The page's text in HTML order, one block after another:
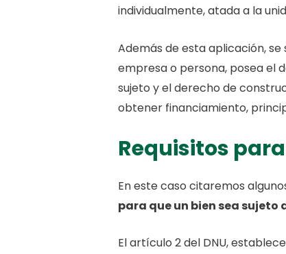
individualmente, atada a la
Además de esta aplicación,
empresa o persona, posea el
sujeto y el derecho de
obtener financiamiento,
Requisitos
En este caso citaremos
para que un bien sea
El artículo 2 del DNU,